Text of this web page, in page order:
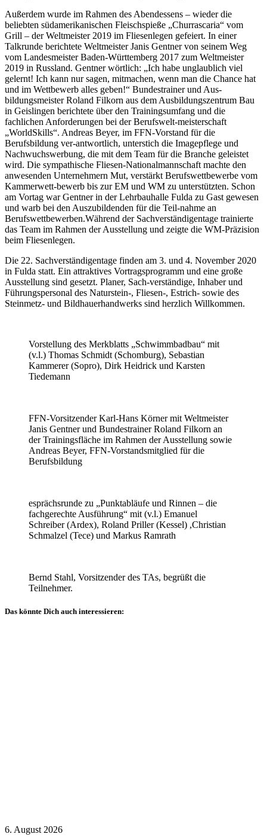
Außerdem wurde im Rahmen des Abendessens – wieder die
beliebten südamerikanischen Fleischspieße „Churrascaria“ vom
Grill – der Weltmeister 2019 im Fliesenlegen gefeiert. In einer
Talkrunde berichtete Weltmeister Janis Gentner von seinem Weg
vom Landesmeister Baden-Württemberg 2017 zum Weltmeister
2019 in Russland. Gentner wörtlich: „Ich habe unglaublich viel
gelernt! Ich kann nur sagen, mitmachen, wenn man die Chance hat
und im Wettbewerb alles geben!“ Bundestrainer und Aus-
bildungsmeister Roland Filkorn aus dem Ausbildungszentrum Bau
in Geislingen berichtete über den Trainingsumfang und die
fachlichen Anforderungen bei der Berufswelt-meisterschaft
„WorldSkills“. Andreas Beyer, im FFN-Vorstand für die
Berufsbildung ver-antwortlich, unterstich die Imagepflege und
Nachwuchswerbung, die mit dem Team für die Branche geleistet
wird. Die sympathische Fliesen-Nationalmannschaft machte den
anwesenden Unternehmern Mut, verstärkt Berufswettbewerbe vom
Kammerwett-bewerb bis zur EM und WM zu unterstützten. Schon
am Vortag war Gentner in der Lehrbauhalle Fulda zu Gast gewesen
und warb bei den Auszubildenden für die Teil-nahme an
Berufswettbewerben.Während der Sachverständigentage trainierte
das Team im Rahmen der Ausstellung und zeigte die WM-Präzision
beim Fliesenlegen.
Die 22. Sachverständigentage finden am 3. und 4. November 2020
in Fulda statt. Ein attraktives Vortragsprogramm und eine große
Ausstellung sind gesetzt. Planer, Sach-verständige, Inhaber und
Führungspersonal des Naturstein-, Fliesen-, Estrich- sowie des
Steinmetz- und Bildhauerhandwerks sind herzlich Willkommen.
Vorstellung des Merkblatts „Schwimmbadbau“ mit
(v.l.) Thomas Schmidt (Schomburg), Sebastian
Kammerer (Sopro), Dirk Heidrick und Karsten
Tiedemann
FFN-Vorsitzender Karl-Hans Körner mit Weltmeister
Janis Gentner und Bundestrainer Roland Filkorn an
der Trainingsfläche im Rahmen der Ausstellung sowie
Andreas Beyer, FFN-Vorstandsmitglied für die
Berufsbildung
esprächsrunde zu „Punktabläufe und Rinnen – die
fachgerechte Ausführung“ mit (v.l.) Emanuel
Schreiber (Ardex), Roland Priller (Kessel) ,Christian
Schmalzel (Tece) und Markus Ramrath
Bernd Stahl, Vorsitzender des TAs, begrüßt die
Teilnehmer.
Das könnte Dich auch interessieren:
6. August 2026